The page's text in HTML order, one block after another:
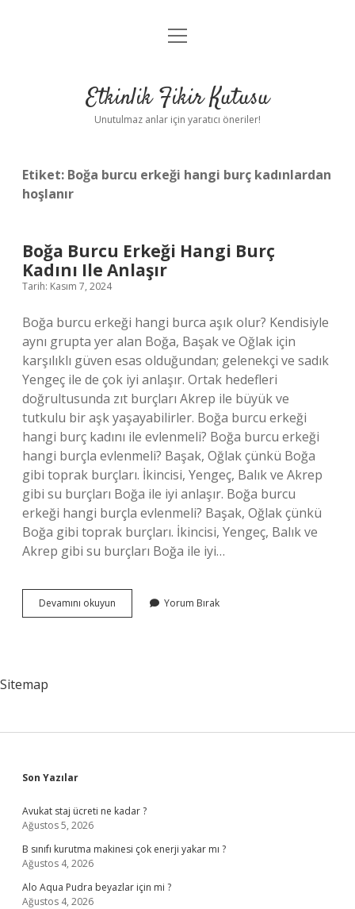
Anasayfa
Yasal Uyarı
menüyü
Etkinlik Fikir Kutusu
Unutulmaz anlar için yaratıcı öneriler!
Etiket: Boğa burcu erkeği hangi burç kadınlardan
hoşlanır
Boğa Burcu Erkeği Hangi Burç
Kadını Ile Anlaşır
Tarih: Kasım 7, 2024
Boğa burcu erkeği hangi burca aşık olur? Kendisiyle
aynı grupta yer alan Boğa, Başak ve Oğlak için
karşılıklı güven esas olduğundan; gelenekçi ve sadık
Yengeç ile de çok iyi anlaşır. Ortak hedefleri
doğrultusunda zıt burçları Akrep ile büyük ve
tutkulu bir aşk yaşayabilirler. Boğa burcu erkeği
hangi burç kadını ile evlenmeli? Boğa burcu erkeği
hangi burçla evlenmeli? Başak, Oğlak çünkü Boğa
gibi toprak burçları. İkincisi, Yengeç, Balık ve Akrep
gibi su burçları Boğa ile iyi anlaşır. Boğa burcu
erkeği hangi burçla evlenmeli? Başak, Oğlak çünkü
Boğa gibi toprak burçları. İkincisi, Yengeç, Balık ve
Akrep gibi su burçları Boğa ile iyi…
Devamını okuyun
Burcu
Yorum Bırak
Sitemap
Sidebar
Son Yazılar
Avukat staj ücreti ne kadar ?
Ağustos 5, 2026
B sınıfı kurutma makinesi çok enerji yakar mı ?
Ağustos 4, 2026
Alo Aqua Pudra beyazlar için mi ?
Ağustos 4, 2026